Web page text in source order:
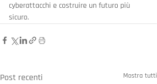
cyberattacchi e costruire un futuro più
sicuro.
Post recenti Mostra tutti